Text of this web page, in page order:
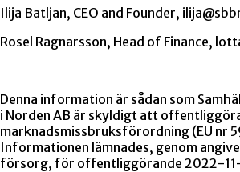
Ilija Batljan, CEO and Founder,
Rosel Ragnarsson, Head of Finance,
Denna information är sådan som
i Norden AB är skyldigt att
marknadsmissbruksförordning (EU nr
Informationen lämnades, genom
försorg, för offentliggörande 2022-